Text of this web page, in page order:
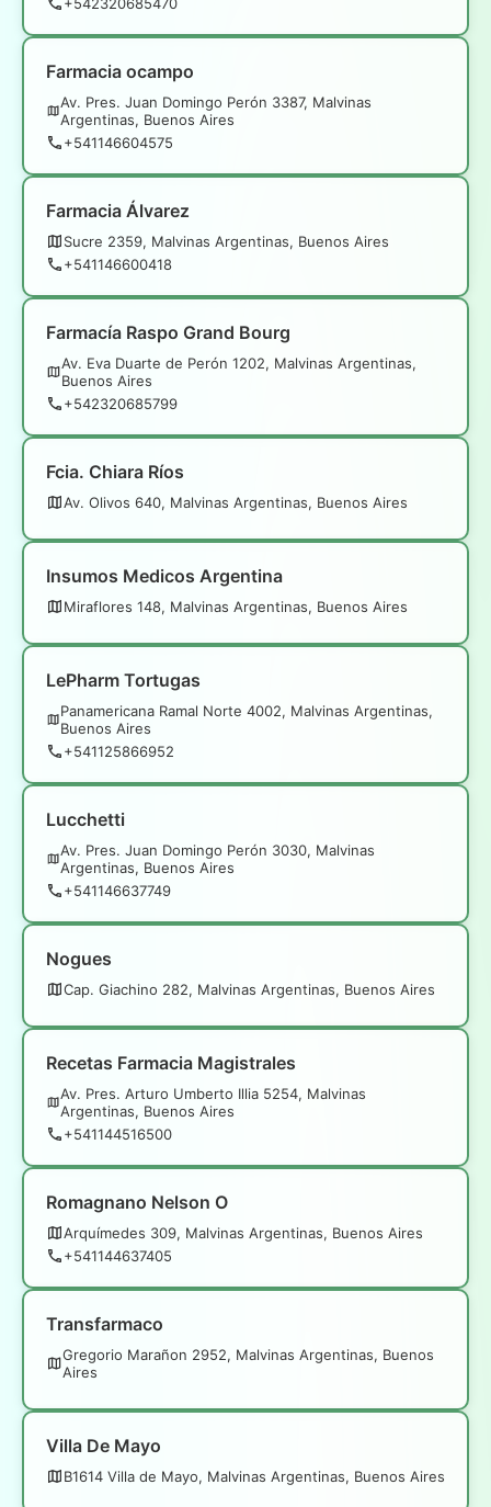
Farmacia ocampo
Av. Pres. Juan Domingo Perón 3387, Malvinas
Argentinas, Buenos Aires
+541146604575
Farmacia Álvarez
Sucre 2359, Malvinas Argentinas, Buenos Aires
+541146600418
Farmacía Raspo Grand Bourg
Av. Eva Duarte de Perón 1202, Malvinas Argentinas,
Buenos Aires
+542320685799
Fcia. Chiara Ríos
Av. Olivos 640, Malvinas Argentinas, Buenos Aires
Insumos Medicos Argentina
Miraflores 148, Malvinas Argentinas, Buenos Aires
LePharm Tortugas
Panamericana Ramal Norte 4002, Malvinas Argentinas,
Buenos Aires
+541125866952
Lucchetti
Av. Pres. Juan Domingo Perón 3030, Malvinas
Argentinas, Buenos Aires
+541146637749
Nogues
Cap. Giachino 282, Malvinas Argentinas, Buenos Aires
Recetas Farmacia Magistrales
Av. Pres. Arturo Umberto Illia 5254, Malvinas
Argentinas, Buenos Aires
+541144516500
Romagnano Nelson O
Arquímedes 309, Malvinas Argentinas, Buenos Aires
+541144637405
Transfarmaco
Gregorio Marañon 2952, Malvinas Argentinas, Buenos
Aires
Villa De Mayo
B1614 Villa de Mayo, Malvinas Argentinas, Buenos Aires